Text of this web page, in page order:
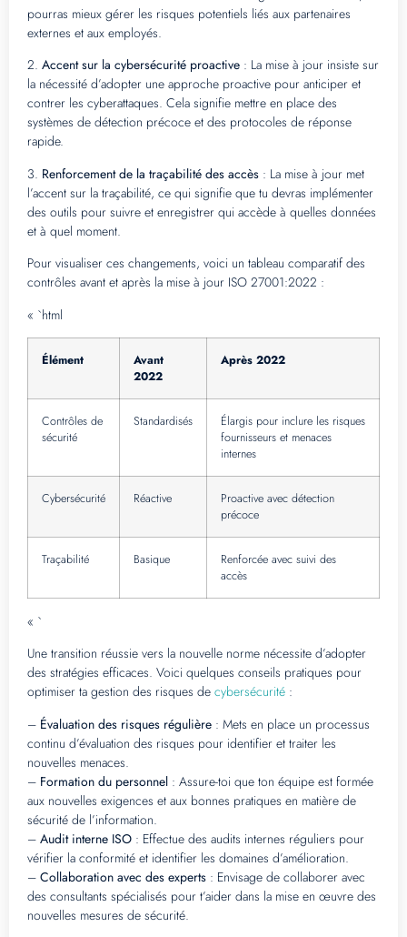
pourras mieux gérer les risques potentiels liés aux partenaires
externes et aux employés.
2. Accent sur la cybersécurité proactive : La mise à jour insiste sur
la nécessité d’adopter une approche proactive pour anticiper et
contrer les cyberattaques. Cela signifie mettre en place des
systèmes de détection précoce et des protocoles de réponse
rapide.
3. Renforcement de la traçabilité des accès : La mise à jour met
l’accent sur la traçabilité, ce qui signifie que tu devras implémenter
des outils pour suivre et enregistrer qui accède à quelles données
et à quel moment.
Pour visualiser ces changements, voici un tableau comparatif des
contrôles avant et après la mise à jour ISO 27001:2022 :
« `html
Élément
Avant
2022
Après 2022
Contrôles de
sécurité
Standardisés
Élargis pour inclure les risques
fournisseurs et menaces
internes
Cybersécurité Réactive
Proactive avec détection
précoce
Traçabilité Basique
Renforcée avec suivi des
accès
« `
Une transition réussie vers la nouvelle norme nécessite d’adopter
des stratégies efficaces. Voici quelques conseils pratiques pour
optimiser ta gestion des risques de cybersécurité :
– Évaluation des risques régulière : Mets en place un processus
continu d’évaluation des risques pour identifier et traiter les
nouvelles menaces.
– Formation du personnel : Assure-toi que ton équipe est formée
aux nouvelles exigences et aux bonnes pratiques en matière de
sécurité de l’information.
– Audit interne ISO : Effectue des audits internes réguliers pour
vérifier la conformité et identifier les domaines d’amélioration.
– Collaboration avec des experts : Envisage de collaborer avec
des consultants spécialisés pour t’aider dans la mise en œuvre des
nouvelles mesures de sécurité.